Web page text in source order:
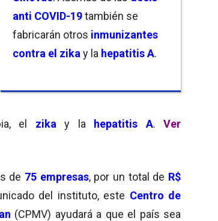
anti COVID-19también se
fabricarán otros inmunizantes
contra el zika y la hepatitis A.
el zika y la hepatitis A. Ver
de 75 empresas, por un total de R$
del instituto, este Centro de
(CPMV) ayudará a que el país sea